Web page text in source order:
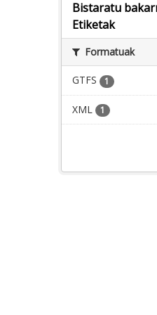
Bistaratu
Etiketak
Formatuak
GTFS 1
XML 1